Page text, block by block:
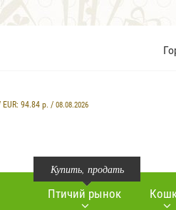
94.84 р. / 08.08.2026
Купить, продать
Птичий рынок